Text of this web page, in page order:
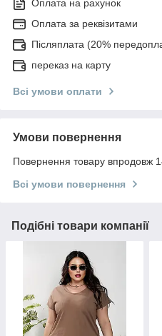
Оплата на рахунок
Оплата за реквізитами
Післяплата (20%
переказ на карту
Всі умови оплати
Умови повернення
Повернення товару впродовж
Всі умови повернення
Подібні товари компанії